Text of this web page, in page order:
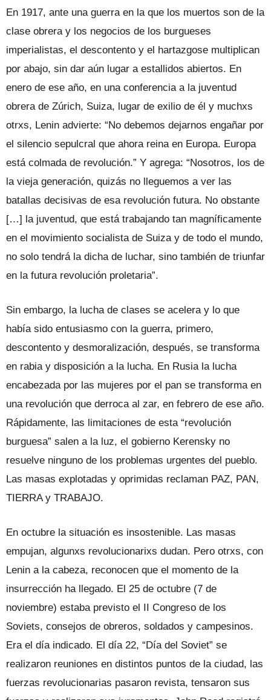
En 1917, ante una guerra en la que los muertos son de la
clase obrera y los negocios de los burgueses
imperialistas, el descontento y el hartazgose multiplican
por abajo, sin dar aún lugar a estallidos abiertos. En
enero de ese año, en una conferencia a la juventud
obrera de Zúrich, Suiza, lugar de exilio de él y muchxs
otrxs, Lenin advierte: “No debemos dejarnos engañar por
el silencio sepulcral que ahora reina en Europa. Europa
está colmada de revolución.” Y agrega: “Nosotros, los de
la vieja generación, quizás no lleguemos a ver las
batallas decisivas de esa revolución futura. No obstante
[…] la juventud, que está trabajando tan magníficamente
en el movimiento socialista de Suiza y de todo el mundo,
no solo tendrá la dicha de luchar, sino también de triunfar
en la futura revolución proletaria”.
Sin embargo, la lucha de clases se acelera y lo que
había sido entusiasmo con la guerra, primero,
descontento y desmoralización, después, se transforma
en rabia y disposición a la lucha. En Rusia la lucha
encabezada por las mujeres por el pan se transforma en
una revolución que derroca al zar, en febrero de ese año.
Rápidamente, las limitaciones de esta “revolución
burguesa” salen a la luz, el gobierno Kerensky no
resuelve ninguno de los problemas urgentes del pueblo.
Las masas explotadas y oprimidas reclaman PAZ, PAN,
TIERRA y TRABAJO.
En octubre la situación es insostenible. Las masas
empujan, algunxs revolucionarixs dudan. Pero otrxs, con
Lenin a la cabeza, reconocen que el momento de la
insurrección ha llegado. El 25 de octubre (7 de
noviembre) estaba previsto el II Congreso de los
Soviets, consejos de obreros, soldados y campesinos.
Era el día indicado. El día 22, “Día del Soviet” se
realizaron reuniones en distintos puntos de la ciudad, las
fuerzas revolucionarias pasaron revista, tensaron sus